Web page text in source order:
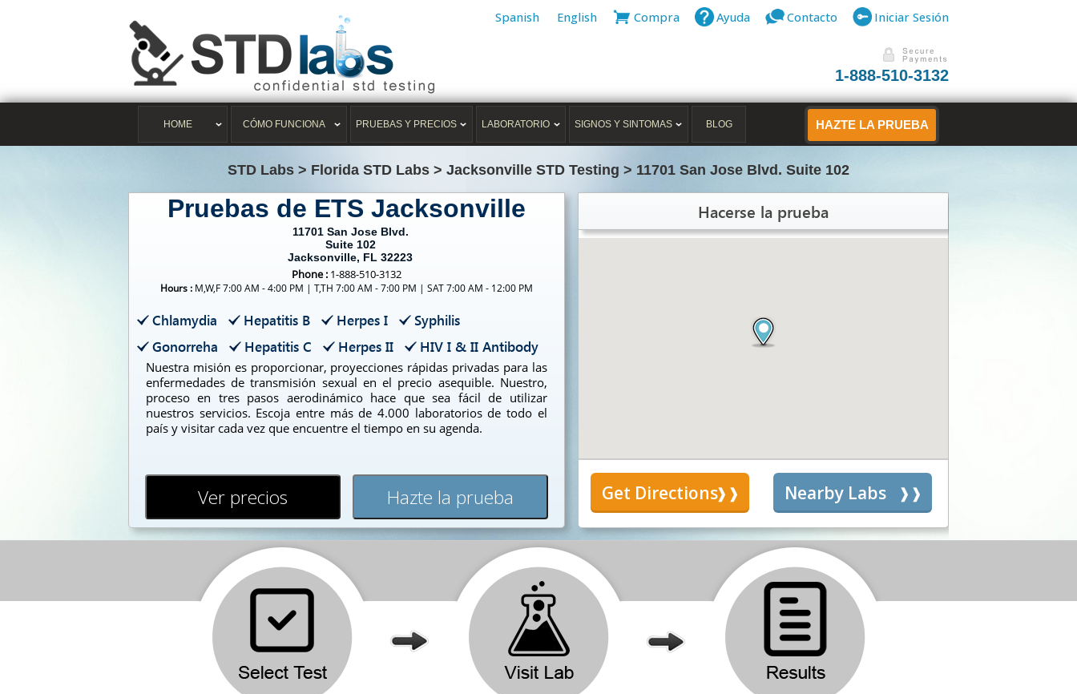
Spanish English Compra Ayuda Contacto Iniciar Sesión
1-888-510-3132
HOME CÓMO FUNCIONA PRUEBAS Y PRECIOS LABORATORIO SIGNOS Y SINTOMAS BLOG HAZTE LA PRUEBA
STD Labs > Florida STD Labs > Jacksonville STD Testing > 11701 San Jose Blvd. Suite 102
Pruebas de ETS Jacksonville
11701 San Jose Blvd.
Suite 102
Jacksonville, FL 32223
Phone : 1-888-510-3132
Hours :M,W,F 7:00 AM - 4:00 PM | T,TH 7:00 AM - 7:00 PM | SAT 7:00 AM - 12:00 PM
Chlamydia Hepatitis B Herpes I
Syphilis
Gonorreha
Hepatitis C Herpes II HIV I & II Antibody
Nuestra misión es proporcionar, proyecciones rápidas privadas para las
enfermedades de transmisión sexual en el precio asequible. Nuestro,
proceso en tres pasos aerodinámico hace que sea fácil de utilizar
nuestros servicios. Escoja entre más de 4.000 laboratorios de todo el
país y visitar cada vez que encuentre el tiempo en su agenda.
Ver precios Hazte la prueba
Hacerse la prueba
Get Directions Nearby Labs